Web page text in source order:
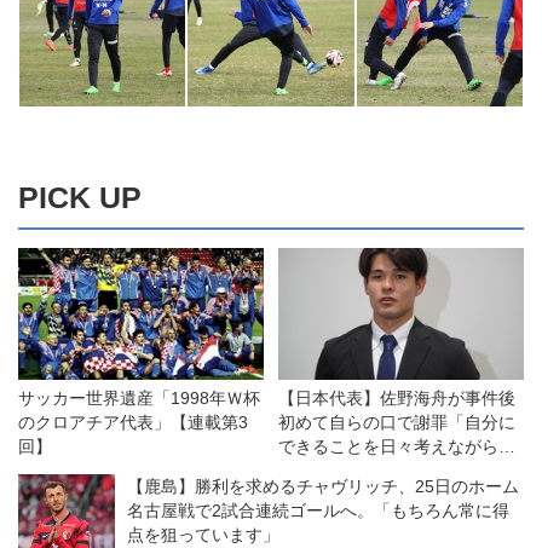
PICK UP
サッカー世界遺産「1998年Ｗ杯
のクロアチア代表」【連載第3
回】
【日本代表】佐野海舟が事件後
初めて自らの口で謝罪「自分に
できることを日々考えながらプ
けていきます」
【鹿島】勝利を求めるチャヴリッチ、25日のホーム
名古屋戦で2試合連続ゴールへ。「もちろん常に得
点を狙っています」